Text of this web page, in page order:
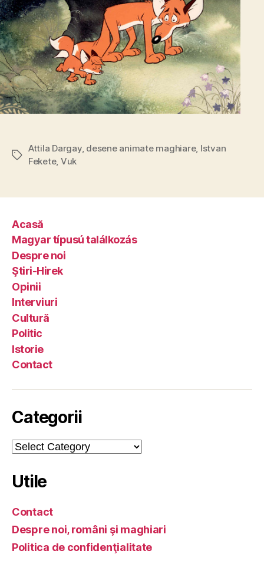
Tags
Attila Dargay, desene animate maghiare, Istvan
Fekete, Vuk
Acasă
Magyar típusú találkozás
Despre noi
Ştiri-Hirek
Opinii
Interviuri
Cultură
Politic
Istorie
Contact
Categorii
Categorii
Utile
Contact
Despre noi, români şi maghiari
Politica de confidenţialitate